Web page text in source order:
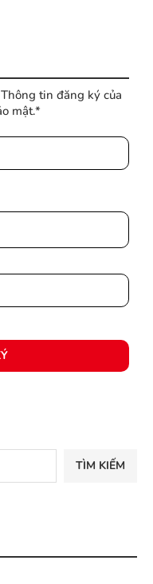
tin đăng ký của
mật.*
TÌM KIẾM